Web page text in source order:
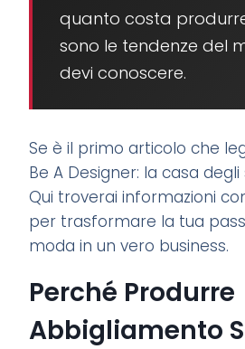
quanto costa
sono le tendenze del
devi conoscere.
Se è il primo articolo che
Be A Designer: la casa
Qui troverai informazioni
per trasformare la tua
moda in un vero business.
Perché Produrre
Abbigliamento